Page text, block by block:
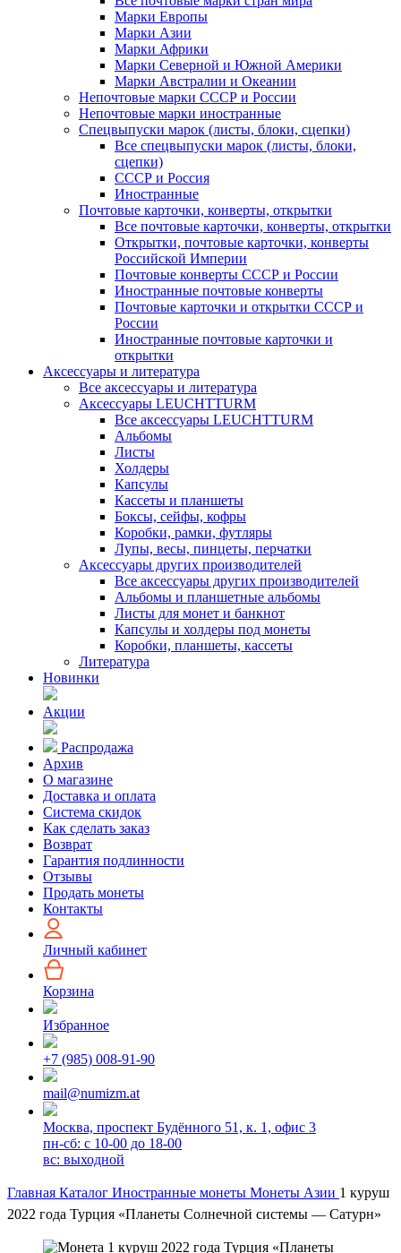
Марки Европы
Марки Азии
Марки Африки
Марки Северной и Южной Америки
Марки Австралии и Океании
Непочтовые марки СССР и России
Непочтовые марки иностранные
Спецвыпуски марок (листы, блоки, сцепки)
Все спецвыпуски марок (листы, блоки,
сцепки)
СССР и Россия
Иностранные
Почтовые карточки, конверты, открытки
Все почтовые карточки, конверты, открытки
Открытки, почтовые карточки, конверты
Российской Империи
Почтовые конверты СССР и России
Иностранные почтовые конверты
Почтовые карточки и открытки СССР и
России
Иностранные почтовые карточки и
открытки
Аксессуары и литература
Все аксессуары и литература
Аксессуары LEUCHTTURM
Все аксессуары LEUCHTTURM
Альбомы
Листы
Холдеры
Капсулы
Кассеты и планшеты
Боксы, сейфы, кофры
Коробки, рамки, футляры
Лупы, весы, пинцеты, перчатки
Аксессуары других производителей
Все аксессуары других производителей
Альбомы и планшетные альбомы
Листы для монет и банкнот
Капсулы и холдеры под монеты
Коробки, планшеты, кассеты
Литература
Новинки
Акции
Распродажа
Архив
О магазине
Доставка и оплата
Система скидок
Как сделать заказ
Возврат
Гарантия подлинности
Отзывы
Продать монеты
Контакты
Личный кабинет
Корзина
Избранное
+7 (985) 008-91-90
mail@numizm.at
Москва, проспект Будённого 51, к. 1, офис 3
пн-сб: с 10-00 до 18-00
вс: выходной
Главная Каталог Иностранные монеты Монеты Азии 1 куруш
2022 года Турция «Планеты Солнечной системы — Сатурн»